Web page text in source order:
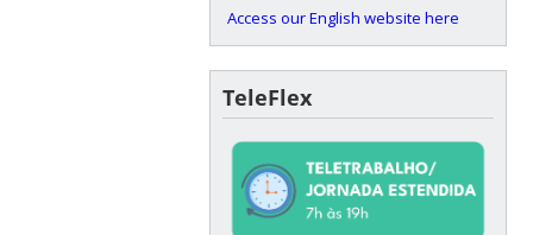
Access our English website here
TeleFlex